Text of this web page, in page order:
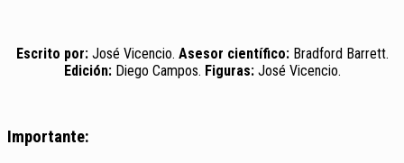
Escrito por:José Vicencio. Asesor científico:Bradford Barrett.
Edición:Diego Campos. Figuras:José Vicencio.
Importante: